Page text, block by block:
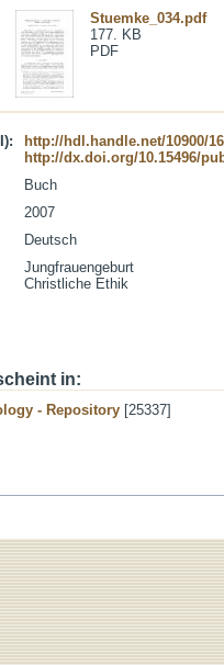
Stuemke_034.pdf
177. KB
PDF
http://hdl.handle.net/10900/
http://dx.doi.org/10.15496/
Buch
2007
Deutsch
Jungfrauengeburt
Christliche Ethik
in:
- Repository [25337]